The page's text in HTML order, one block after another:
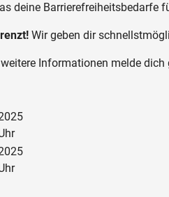
deine Barrierefreiheitsbedarfe
Wir geben dir
Informationen melde dich